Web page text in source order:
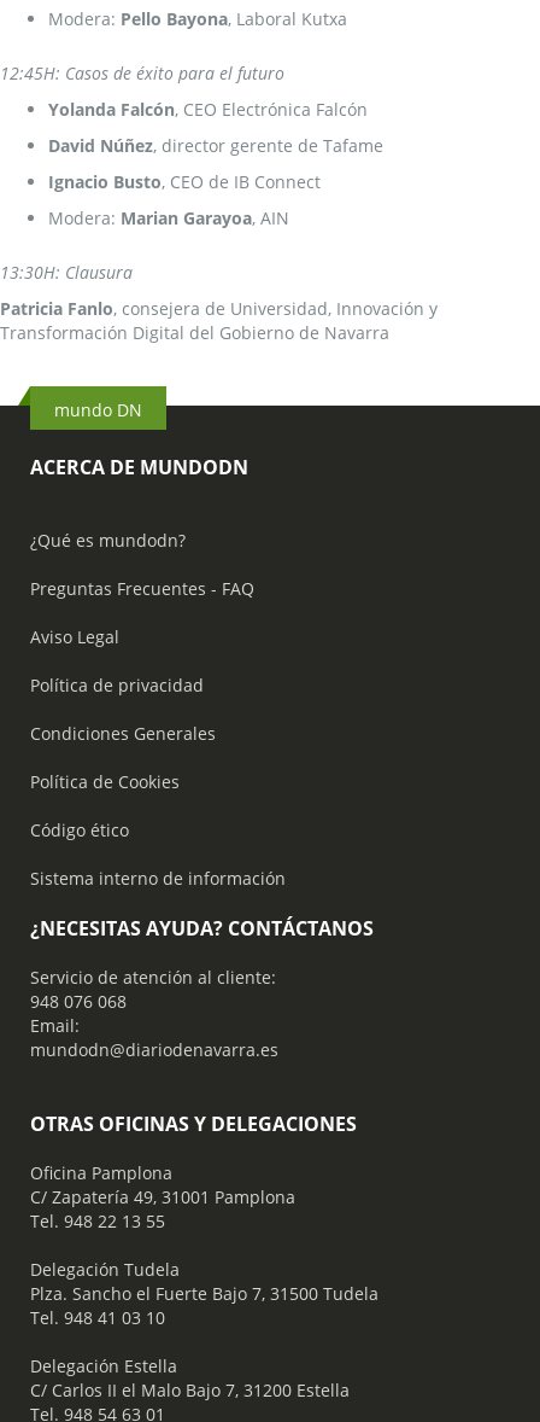
Modera: Pello Bayona, Laboral Kutxa
12:45H: Casos de éxito para el futuro
Yolanda Falcón, CEO Electrónica Falcón
David Núñez, director gerente de Tafame
Ignacio Busto, CEO de IB Connect
Modera: Marian Garayoa, AIN
13:30H: Clausura
Patricia Fanlo, consejera de Universidad, Innovación y
Transformación Digital del Gobierno de Navarra
mundo DN
ACERCA DE MUNDODN
¿Qué es mundodn?
Preguntas Frecuentes - FAQ
Aviso Legal
Política de privacidad
Condiciones Generales
Política de Cookies
Código ético
Sistema interno de información
¿NECESITAS AYUDA? CONTÁCTANOS
Servicio de atención al cliente:
948 076 068
Email:
mundodn@diariodenavarra.es
OTRAS OFICINAS Y DELEGACIONES
Oficina Pamplona
C/ Zapatería 49, 31001 Pamplona
Tel. 948 22 13 55
​ Delegación Tudela
Plza. Sancho el Fuerte Bajo 7, 31500 Tudela
Tel. 948 41 03 10
​ Delegación Estella
C/ Carlos II el Malo Bajo 7, 31200 Estella
Tel. 948 54 63 01